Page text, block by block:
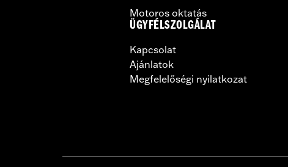
Motoros oktatás
ÜGYFÉLSZOLGÁLAT
Kapcsolat
Ajánlatok
Megfelelőségi nyilatkozat